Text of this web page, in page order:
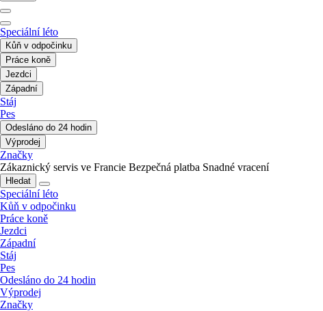
Speciální léto
Kůň v odpočinku
Práce koně
Jezdci
Západní
Stáj
Pes
Odesláno do 24 hodin
Výprodej
Značky
Zákaznický servis ve Francie Bezpečná platba Snadné vracení
Hledat
Speciální léto
Kůň v odpočinku
Práce koně
Jezdci
Západní
Stáj
Pes
Odesláno do 24 hodin
Výprodej
Značky